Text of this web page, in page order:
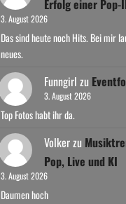
Erfolg einer Pop-
3. August 2026
Das sind heute noch Hits. Bei mir
neues.
Funngirl zu
3. August 2026
Top Fotos habt ihr da.
Volkerzu
Pop, Live und KI
3. August 2026
Daumen hoch